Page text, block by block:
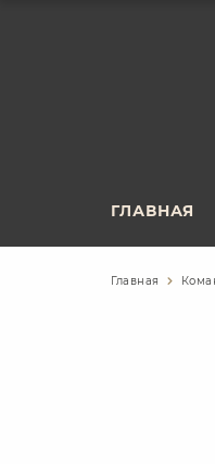
ГЛАВНАЯ
Главная